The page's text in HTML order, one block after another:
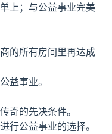
上；与公益事业完美
的所有房间里再达成
益事业。
奇的先决条件。
行公益事业的选择。